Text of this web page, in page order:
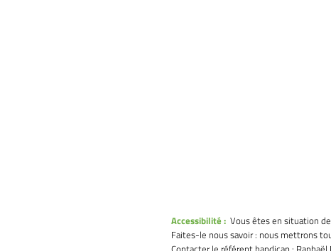
Accessibilité : Vous êtes en situation
Faites-le nous savoir : nous mettrons